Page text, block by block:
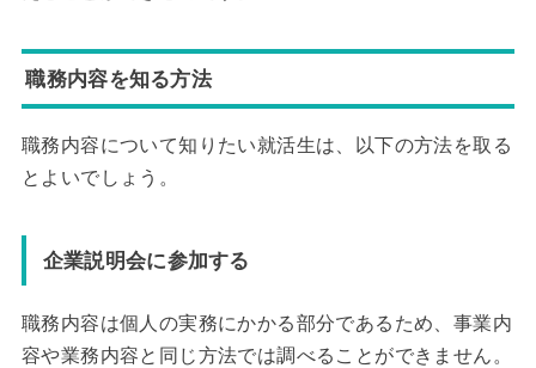
職務内容を知る方法
職務内容について知りたい就活生は、以下の方法を取る
とよいでしょう。
企業説明会に参加する
職務内容は個人の実務にかかる部分であるため、事業内
容や業務内容と同じ方法では調べることができません。